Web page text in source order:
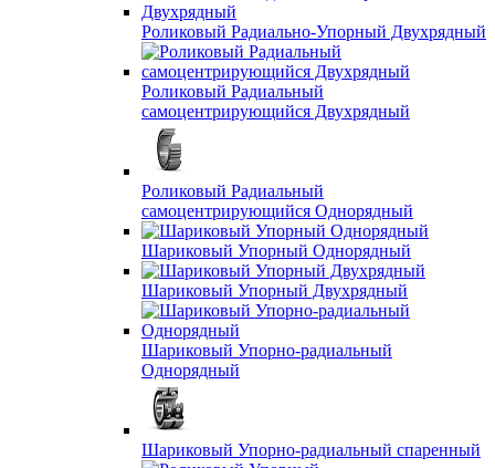
Роликовый Радиально-Упорный Двухрядный
Роликовый Радиальный
самоцентрирующийся Двухрядный
Роликовый Радиальный
самоцентрирующийся Однорядный
Шариковый Упорный Однорядный
Шариковый Упорный Двухрядный
Шариковый Упорно-радиальный
Однорядный
Шариковый Упорно-радиальный спаренный